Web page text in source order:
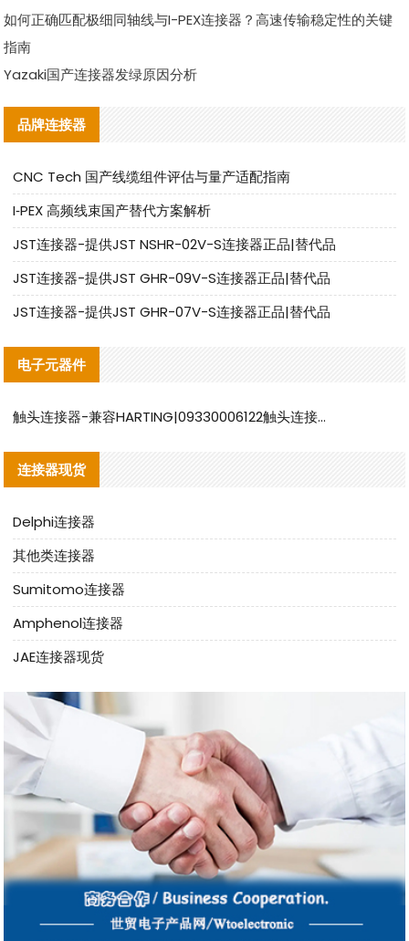
如何正确匹配极细同轴线与I-PEX连接器？高速传输稳定性的关键
指南
Yazaki国产连接器发绿原因分析
品牌连接器
CNC Tech 国产线缆组件评估与量产适配指南
I‑PEX 高频线束国产替代方案解析
JST连接器-提供JST NSHR-02V-S连接器正品|替代品
JST连接器-提供JST GHR-09V-S连接器正品|替代品
JST连接器-提供JST GHR-07V-S连接器正品|替代品
电子元器件
触头连接器-兼容HARTING|09330006122触头连接器替代品说明
连接器现货
Delphi连接器
其他类连接器
Sumitomo连接器
Amphenol连接器
JAE连接器现货